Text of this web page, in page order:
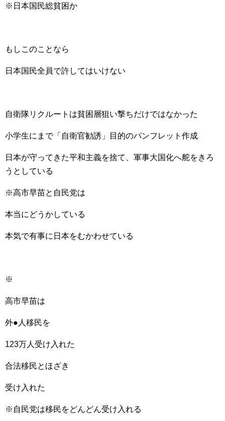
※日本国民総貧困か
もしこのことなら
日本国民全員で許してはいけない
自衛隊リクルートは貧困層狙い撃ちだけではなかった
小学生にまで「自衛官勧誘」目的のパンフレット作成
日本が守ってきた平和主義を捨て、軍事大国化へ舵をきろ
うとしている
※高市早苗と自民党は
本当にどうかしている
本気で有事に日本をむかわせている
※
高市早苗は
外●人移民を
123万人受け入れた
合法移民とほざき
受け入れた
※自民党は移民をどんどん受け入れる